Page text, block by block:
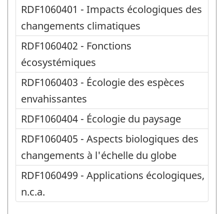
RDF1060401 - Impacts écologiques des
changements climatiques
RDF1060402 - Fonctions
écosystémiques
RDF1060403 - Écologie des espèces
envahissantes
RDF1060404 - Écologie du paysage
RDF1060405 - Aspects biologiques des
changements à l'échelle du globe
RDF1060499 - Applications écologiques,
n.c.a.